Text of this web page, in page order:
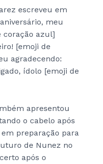
escreveu em
meu
coração azul]
[emoji de
agradecendo:
ídolo [emoji de
apresentou
o cabelo após
preparação para
de Nunez no
após o